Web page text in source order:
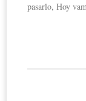
pasarlo, Hoy